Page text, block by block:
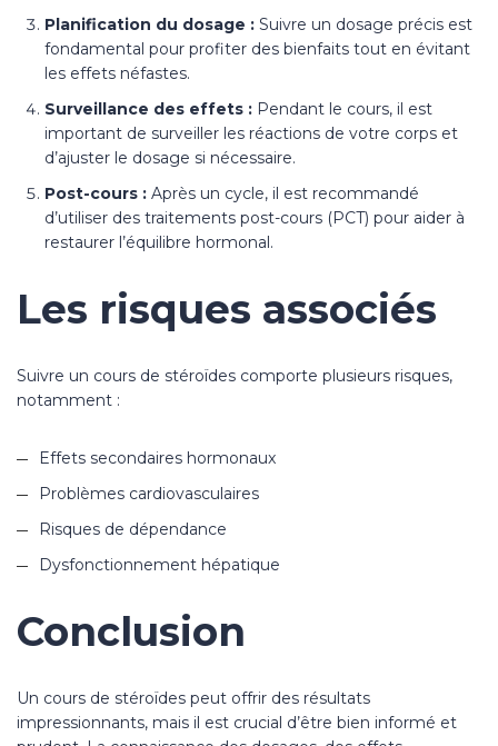
Planification du dosage : Suivre un dosage précis est
fondamental pour profiter des bienfaits tout en évitant
les effets néfastes.
Surveillance des effets : Pendant le cours, il est
important de surveiller les réactions de votre corps et
d’ajuster le dosage si nécessaire.
Post-cours : Après un cycle, il est recommandé
d’utiliser des traitements post-cours (PCT) pour aider à
restaurer l’équilibre hormonal.
Les risques associés
Suivre un cours de stéroïdes comporte plusieurs risques,
notamment :
Effets secondaires hormonaux
Problèmes cardiovasculaires
Risques de dépendance
Dysfonctionnement hépatique
Conclusion
Un cours de stéroïdes peut offrir des résultats
impressionnants, mais il est crucial d’être bien informé et